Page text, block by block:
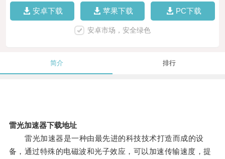
安卓下载 苹果下载 PC下载
安卓市场，安全绿色
简介 排行
雷光加速器下载地址
雷光加速器是一种由最先进的科技技术打造而成的设
备，通过特殊的电磁波和光子效应，可以加速传输速度，提